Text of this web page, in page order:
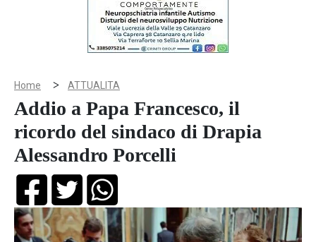
Home > ATTUALITA
Addio a Papa Francesco, il
ricordo del sindaco di Drapia
Alessandro Porcelli